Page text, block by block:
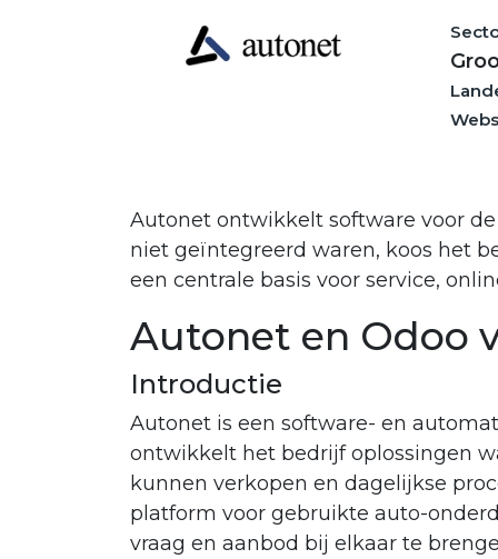
Autonet ontwikkelt software voor
niet geïntegreerd waren, koos het
een centrale basis voor service,
Autonet en Odoo
Introductie
Autonet is een software- en
ontwikkelt het bedrijf oplossingen
kunnen verkopen en dagelijkse
platform voor gebruikte auto-
vraag en aanbod bij elkaar te